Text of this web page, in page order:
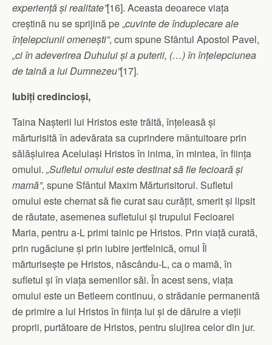
experiență și realitate”[16]. Aceasta deoarece viața
creștină nu se sprijină pe „cuvinte de înduplecare ale
înțelepciunii omenești”, cum spune Sfântul Apostol Pavel,
„ci în adeverirea Duhului și a puterii, (…) în înțelepciunea
de taină a lui Dumnezeu”[17].
Iubiți credincioși,
Taina Nașterii lui Hristos este trăită, înțeleasă și
mărturisită în adevărata sa cuprindere mântuitoare prin
sălășluirea Ace­luiași Hristos în inima, în mintea, în ființa
omului. „Sufletul omu­­lui este destinat să fie fecioară și
mamă”, spune Sfântul Maxim Mărturisitorul. Sufletul
omului este chemat să fie curat sau curățit, smerit și lipsit
de răutate, asemenea sufletului și trupului Fecioarei
Maria, pentru a-L primi tainic pe Hristos. Prin viață curată,
prin rugăciune și prin iubire jertfelnică, omul Îl
mărturisește pe Hristos, născându-L, ca o mamă, în
sufletul și în viața semenilor săi. În acest sens, viața
omului este un Betleem continuu, o strădanie permanentă
de primire a lui Hristos în ființa lui și de dăruire a vieții
proprii, purtătoare de Hristos, pentru slujirea celor din jur.